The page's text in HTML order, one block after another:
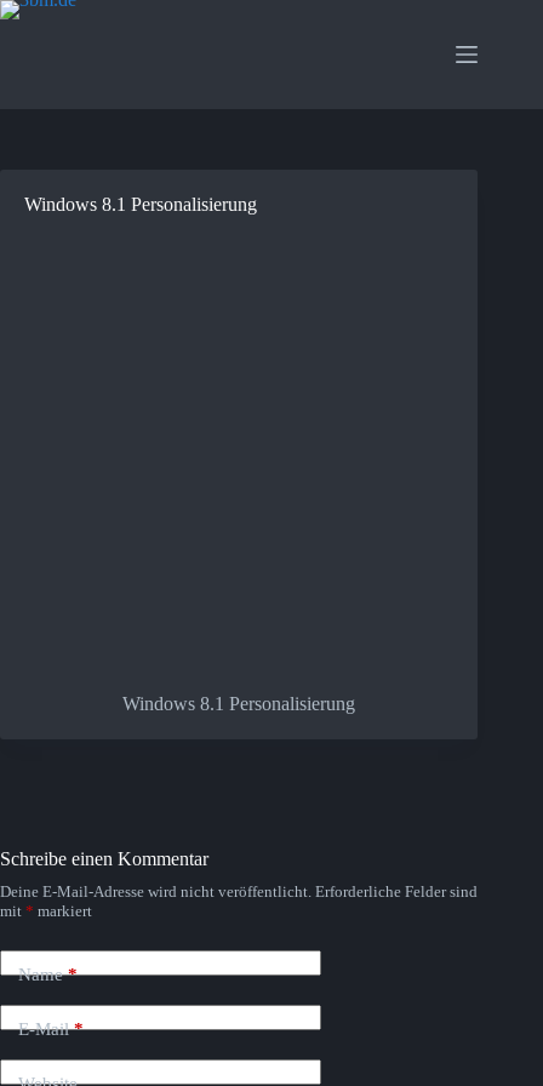
Zum
Windows 8.1 Personalisierung
Windows 8.1 Personalisierung
Schreibe einen Kommentar
Deine E-Mail-Adresse wird nicht veröffentlicht. Erforderliche Felder sind
mit * markiert
Name*
E-Mail*